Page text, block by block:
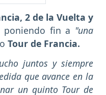
2 de la Vuelta y
fin a "una
Tour de Francia.
juntos y siempre
que avance en la
un quinto Tour de